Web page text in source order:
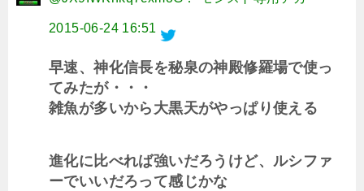
2015-06-24 16:51
早速、神化信長を秘泉の神殿修羅場で使っ
てみたが・・・
雑魚が多いから大黒天がやっぱり使える
進化に比べれば強いだろうけど、ルシファ
ーでいいだろって感じかな